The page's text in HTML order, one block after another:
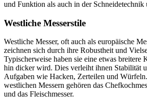
und Funktion als auch in der Schneidetechnik
Westliche Messerstile
Westliche Messer, oft auch als europäische
zeichnen sich durch ihre Robustheit und
Typischerweise haben sie eine etwas breitere
hin dicker wird. Dies verleiht ihnen Stabilität
Aufgaben wie Hacken, Zerteilen und
westlichen Messern gehören das
und das Fleischmesser.